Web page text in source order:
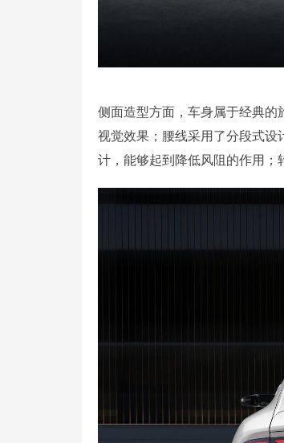
侧面造型方面，车身属于经典
视觉效果；腰线采用了分段式
计，能够起到降低风阻的作用；